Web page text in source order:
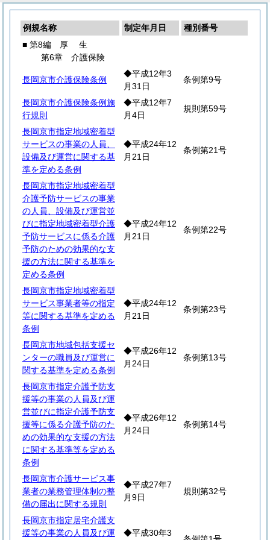
例規名称 制定年月日
種別番号
■ 第8編 厚 生
第6章 介護保険
長岡京市介護保険条例
◆平成12年3
月31日
条例第9号
長岡京市介護保険条例施
行規則
◆平成12年7
月4日
規則第59号
長岡京市指定地域密着型
サービスの事業の人員、
設備及び運営に関する基
準を定める条例
◆平成24年12
月21日
条例第21号
長岡京市指定地域密着型
介護予防サービスの事業
の人員、設備及び運営並
びに指定地域密着型介護
予防サービスに係る介護
予防のための効果的な支
援の方法に関する基準を
定める条例
◆平成24年12
月21日
条例第22号
長岡京市指定地域密着型
サービス事業者等の指定
等に関する基準を定める
条例
◆平成24年12
月21日
条例第23号
長岡京市地域包括支援セ
ンターの職員及び運営に
関する基準を定める条例
◆平成26年12
月24日
条例第13号
長岡京市指定介護予防支
援等の事業の人員及び運
営並びに指定介護予防支
援等に係る介護予防のた
めの効果的な支援の方法
に関する基準等を定める
条例
◆平成26年12
月24日
条例第14号
長岡京市介護サービス事
業者の業務管理体制の整
備の届出に関する規則
◆平成27年7
月9日
規則第32号
長岡京市指定居宅介護支
援等の事業の人員及び運
◆平成30年3